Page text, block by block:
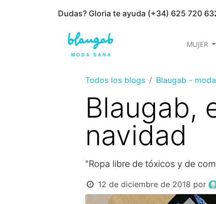
Dudas? Gloria te ayuda (+34) 625 720
MUJER
Todos los blogs Blaugab -
Blaugab,
navidad
"Ropa libre de tóxicos y de
12 de diciembre de 2018 por